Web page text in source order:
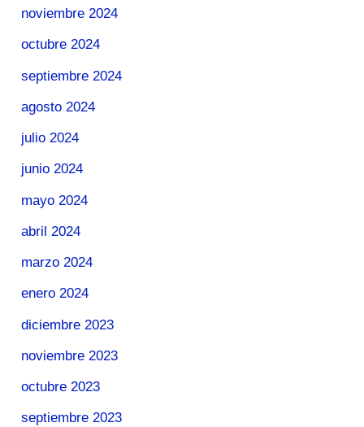
noviembre 2024
octubre 2024
septiembre 2024
agosto 2024
julio 2024
junio 2024
mayo 2024
abril 2024
marzo 2024
enero 2024
diciembre 2023
noviembre 2023
octubre 2023
septiembre 2023